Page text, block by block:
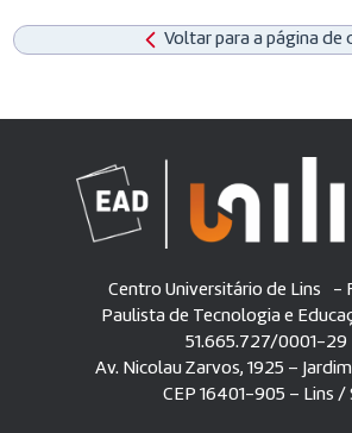
Voltar para a página de
Centro Universitário de Lins -
Paulista de Tecnologia e
51.665.727/0001-29
Av. Nicolau Zarvos, 1925 –
CEP 16401-905 – Lins /